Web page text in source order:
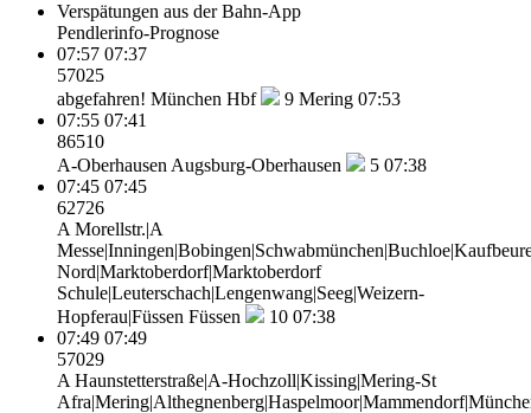
Verspätungen aus der Bahn-App
Pendlerinfo-Prognose
07:57 07:37
57025
abgefahren! München Hbf 9 Mering 07:53
07:55 07:41
86510
A-Oberhausen Augsburg-Oberhausen 5 07:38
07:45 07:45
62726
A Morellstr.|A
Nord|Marktoberdorf|Marktoberdorf
Schule|Leuterschach|Lengenwang|Seeg|Weizern-
Hopferau|Füssen Füssen 10 07:38
07:49 07:49
57029
A Haunstetterstraße|A-Hochzoll|Kissing|Mering-St